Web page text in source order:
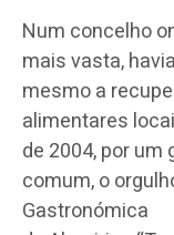
Num concelho
mais vasta,
mesmo a
alimentares
de 2004, por um
comum, o
Gastronómica